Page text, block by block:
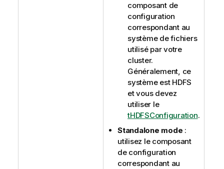
composant de
configuration
correspondant au
système de fichiers
utilisé par votre
cluster.
Généralement, ce
système est HDFS
et vous devez
utiliser le
tHDFSConfiguration.
Standalone mode :
utilisez le composant
de configuration
correspondant au